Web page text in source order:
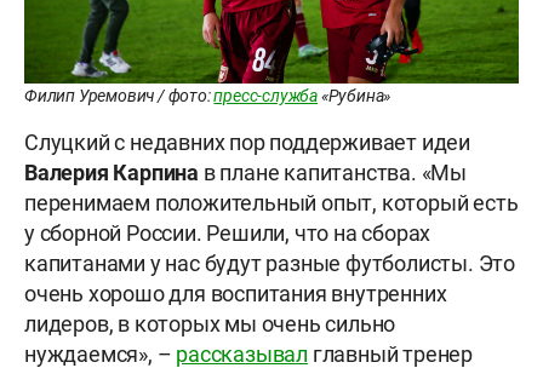
Филип Уремович / фото:пресс-служба«Рубина»
Слуцкий с недавних пор поддерживает идеи
Валерия Карпина в плане капитанства. «Мы
перенимаем положительный опыт, который есть
у сборной России. Решили, что на сборах
капитанами у нас будут разные футболисты. Это
очень хорошо для воспитания внутренних
лидеров, в которых мы очень сильно
нуждаемся», – рассказывал главный тренер